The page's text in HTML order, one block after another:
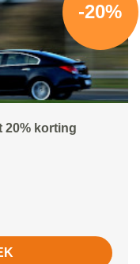
-20%
20% korting